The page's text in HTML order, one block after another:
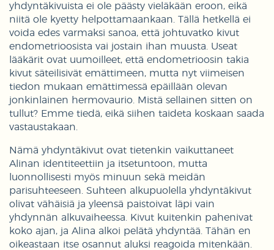
yhdyntäkivuista ei ole päästy vieläkään eroon, eikä
niitä ole kyetty helpottamaankaan. Tällä hetkellä ei
voida edes varmaksi sanoa, että johtuvatko kivut
endometrioosista vai jostain ihan muusta. Useat
lääkärit ovat uumoilleet, että endometrioosin takia
kivut säteilisivät emättimeen, mutta nyt viimeisen
tiedon mukaan emättimessä epäillään olevan
jonkinlainen hermovaurio. Mistä sellainen sitten on
tullut? Emme tiedä, eikä siihen taideta koskaan saada
vastaustakaan.
Nämä yhdyntäkivut ovat tietenkin vaikuttaneet
Alinan identiteettiin ja itsetuntoon, mutta
luonnollisesti myös minuun sekä meidän
parisuhteeseen. Suhteen alkupuolella yhdyntäkivut
olivat vähäisiä ja yleensä paistoivat läpi vain
yhdynnän alkuvaiheessa. Kivut kuitenkin pahenivat
koko ajan, ja Alina alkoi pelätä yhdyntää. Tähän en
oikeastaan itse osannut aluksi reagoida mitenkään.